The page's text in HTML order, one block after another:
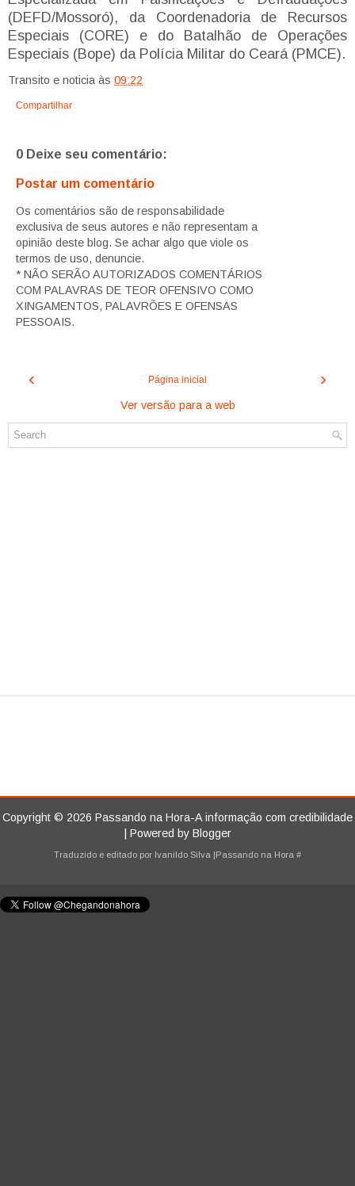
(DEFD/Mossoró), da Coordenadoria de Recursos
Especiais (CORE) e do Batalhão de Operações
Especiais (Bope) da Polícia Militar do Ceará (PMCE).
Transito e noticia às 09:22
Compartilhar
0 Deixe seu comentário:
Postar um comentário
Os comentários são de responsabilidade
exclusiva de seus autores e não representam a
opinião deste blog. Se achar algo que viole os
termos de uso, denuncie.
* NÃO SERÃO AUTORIZADOS COMENTÁRIOS
COM PALAVRAS DE TEOR OFENSIVO COMO
XINGAMENTOS, PALAVRÕES E OFENSAS
PESSOAIS.
‹ ›
Página inicial
Ver versão para a web
Copyright © 2026 Passando na Hora-A informação com credibilidade
| Powered by Blogger
Traduzido e editado por Ivanildo Silva |Passando na Hora #